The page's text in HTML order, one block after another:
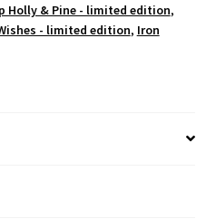
Holly & Pine - limited edition,
- limited edition, Iron